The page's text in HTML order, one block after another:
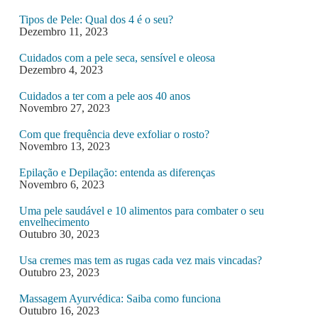
Tipos de Pele: Qual dos 4 é o seu?
Dezembro 11, 2023
Cuidados com a pele seca, sensível e oleosa
Dezembro 4, 2023
Cuidados a ter com a pele aos 40 anos
Novembro 27, 2023
Com que frequência deve exfoliar o rosto?
Novembro 13, 2023
Epilação e Depilação: entenda as diferenças
Novembro 6, 2023
Uma pele saudável e 10 alimentos para combater o seu
envelhecimento
Outubro 30, 2023
Usa cremes mas tem as rugas cada vez mais vincadas?
Outubro 23, 2023
Massagem Ayurvédica: Saiba como funciona
Outubro 16, 2023